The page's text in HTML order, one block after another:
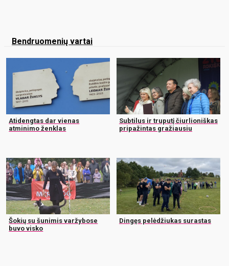
Bendruomenių vartai
Atidengtas dar vienas
atminimo ženklas
Subtilus ir truputį čiurlioniškas
pripažintas gražiausiu
Šokių su šunimis varžybose
buvo visko
Dingęs pelėdžiukas surastas